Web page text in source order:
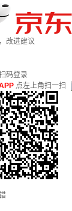
改进建议
码登录
点左上角扫一扫